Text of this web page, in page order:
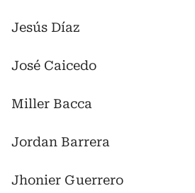
Jesús Díaz
José Caicedo
Miller Bacca
Jordan Barrera
Jhonier Guerrero